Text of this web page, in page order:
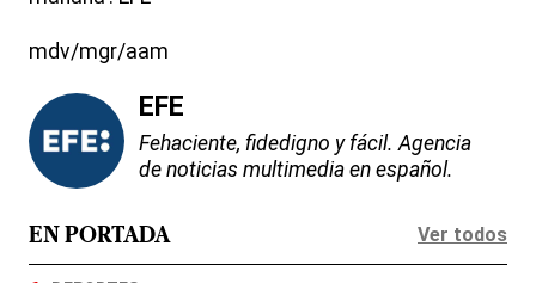
mdv/mgr/aam
EFE
Fehaciente, fidedigno y fácil. Agencia
de noticias multimedia en español.
EN PORTADA Ver todos